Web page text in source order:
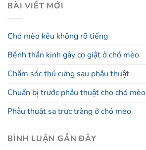
BÀI VIẾT MỚI
Chó mèo kêu không rõ tiếng
Bệnh thần kinh gây co giật ở chó mèo
Chăm sóc thú cưng sau phẫu thuật
Chuẩn bị trước phẫu thuật cho chó mèo
Phẫu thuật sa trực tràng ở chó mèo
BÌNH LUẬN GẦN ĐÂY